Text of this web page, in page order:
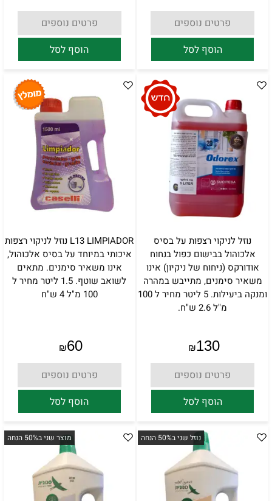
פרטים נוספים
הוסף לסל
פרטים נוספים
הוסף לסל
נוזל לניקוי רצפות על בסיס
אלכוהול בבישום כפול בנחוח
אודורקס (ניחוח של ניקיון) אינו
משאיר סימנים, מתייבש במהרה
ומנקה ביעילות. 5 ליטר מחיר ל 100
מ"ל 2.6 ש"ח.
₪130
פרטים נוספים
הוסף לסל
L13 LIMPIADOR נוזל לניקוי רצפות
איכותי במיוחד על בסיס אלכוהול,
אינו משאיר סימנים. מתאים
לשואב שוטף. 1.5 ליטר מחיר ל
100 מ"ל 4 ש"ח
₪60
פרטים נוספים
הוסף לסל
נוזל שני ב50% הנחה מוצר שני ב50% הנחה